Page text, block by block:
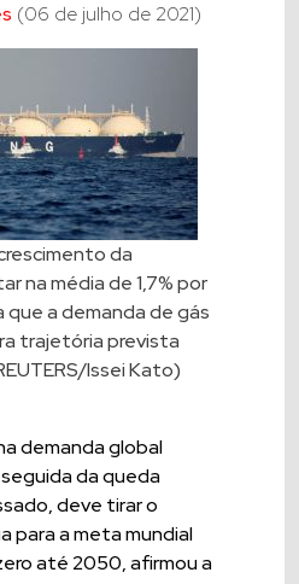
(06 de julho de 2021)
da
na média de 1,7% por
que a demanda de gás
trajetória prevista
Issei Kato)
demanda global
da queda
deve tirar o
para a meta mundial
até 2050, afirmou a